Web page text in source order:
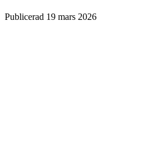
Publicerad 19 mars 2026